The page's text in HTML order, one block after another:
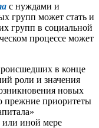
с нуждами и
групп может стать и
групп в социальной
процессе может
в конце
роли и значения
новых
прежние приоритеты
или иной мере